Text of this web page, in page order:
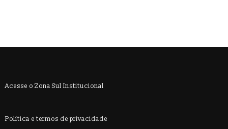
Acesse o Zona Sul Institucional
Política e termos de privacidade